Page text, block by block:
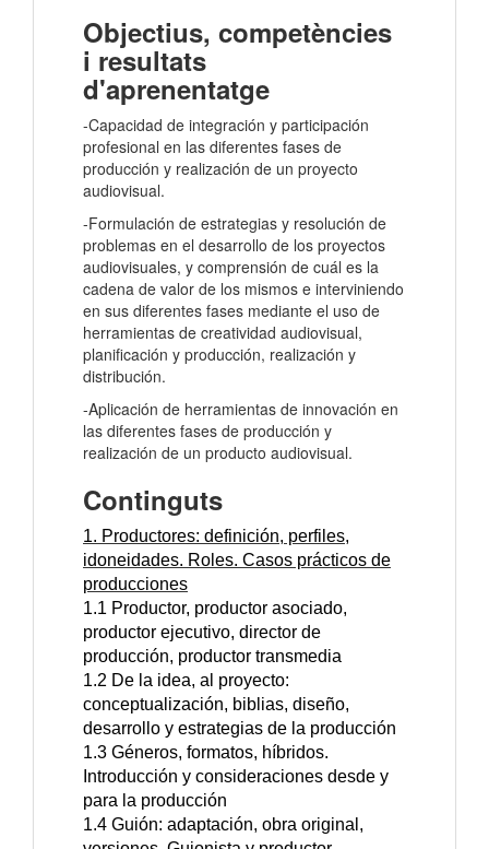
Objectius, competències
i resultats
d'aprenentatge
-Capacidad de integración y participación
profesional en las diferentes fases de
producción y realización de un proyecto
audiovisual.
-Formulación de estrategias y resolución de
problemas en el desarrollo de los proyectos
audiovisuales, y comprensión de cuál es la
cadena de valor de los mismos e interviniendo
en sus diferentes fases mediante el uso de
herramientas de creatividad audiovisual,
planificación y producción, realización y
distribución.
-Aplicación de herramientas de innovación en
las diferentes fases de producción y
realización de un producto audiovisual.
Continguts
1. Productores: definición, perfiles,
idoneidades. Roles. Casos prácticos de
producciones
1.1 Productor, productor asociado,
productor ejecutivo, director de
producción, productor transmedia
1.2 De la idea, al proyecto:
conceptualización, biblias, diseño,
desarrollo y estrategias de la producción
1.3 Géneros, formatos, híbridos.
Introducción y consideraciones desde y
para la producción
1.4 Guión: adaptación, obra original,